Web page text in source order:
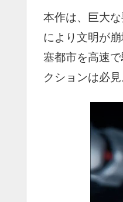
本作は、巨大
により文明が
塞都市を高速
クションは必